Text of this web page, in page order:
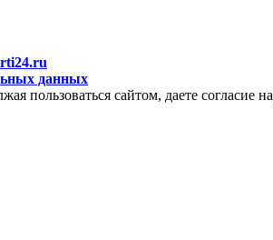
данных
пользоваться сайтом, даете согласие на